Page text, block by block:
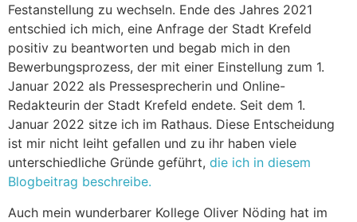
Festanstellung zu wechseln. Ende des Jahres 2021
entschied ich mich, eine Anfrage der Stadt Krefeld
positiv zu beantworten und begab mich in den
Bewerbungsprozess, der mit einer Einstellung zum 1.
Januar 2022 als Pressesprecherin und Online-
Redakteurin der Stadt Krefeld endete. Seit dem 1.
Januar 2022 sitze ich im Rathaus. Diese Entscheidung
ist mir nicht leiht gefallen und zu ihr haben viele
unterschiedliche Gründe geführt, die ich in diesem
Blogbeitrag beschreibe.
Auch mein wunderbarer Kollege Oliver Nöding hat im